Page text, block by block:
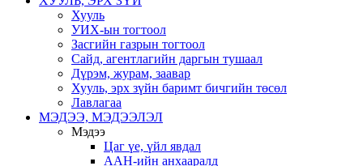
Хууль
УИХ-ын тогтоол
Засгийн газрын тогтоол
Сайд, агентлагийн даргын тушаал
Дүрэм, журам, заавар
Хууль, эрх зүйн баримт бичгийн төсөл
Лавлагаа
МЭДЭЭ, МЭДЭЭЛЭЛ
Мэдээ
Цаг үе, үйл явдал
ААН-ийн анхааралд